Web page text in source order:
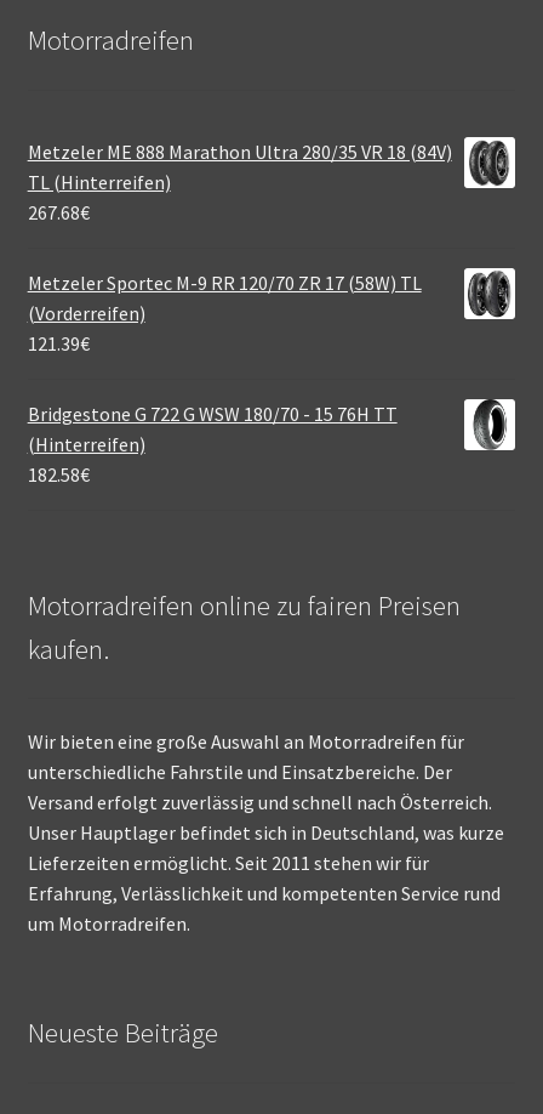
Motorradreifen
Metzeler ME 888 Marathon Ultra 280/35 VR 18 (84V)
TL (Hinterreifen)
267.68€
Metzeler Sportec M-9 RR 120/70 ZR 17 (58W) TL
(Vorderreifen)
121.39€
Bridgestone G 722 G WSW 180/70 - 15 76H TT
(Hinterreifen)
182.58€
Motorradreifen online zu fairen Preisen
kaufen.
Wir bieten eine große Auswahl an Motorradreifen für
unterschiedliche Fahrstile und Einsatzbereiche. Der
Versand erfolgt zuverlässig und schnell nach Österreich.
Unser Hauptlager befindet sich in Deutschland, was kurze
Lieferzeiten ermöglicht. Seit 2011 stehen wir für
Erfahrung, Verlässlichkeit und kompetenten Service rund
um Motorradreifen.
Neueste Beiträge